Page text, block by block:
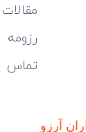
مقالات
رزومه
تماس